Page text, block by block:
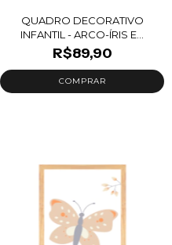
QUADRO DECORATIVO
INFANTIL - ARCO-ÍRIS E...
R$89,90